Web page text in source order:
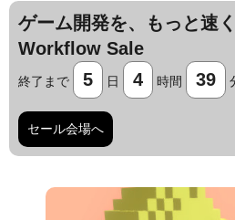
ゲーム開発を、もっと速
Workflow Sale
終了まで 5 日 4 時間 39
セール会場へ